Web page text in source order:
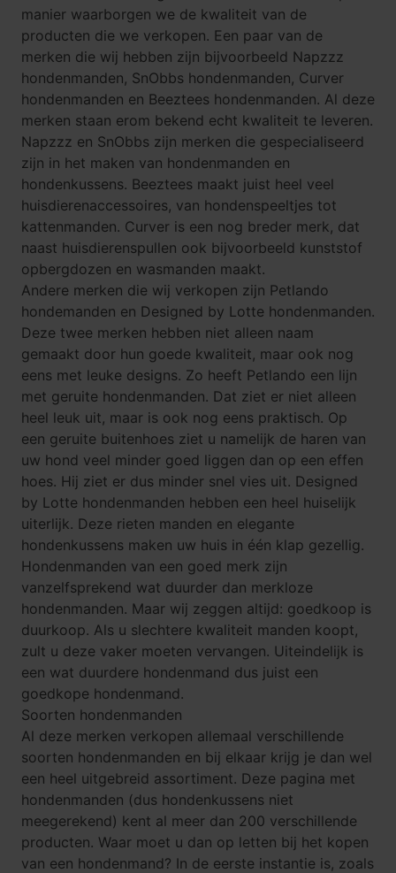
manier waarborgen we de kwaliteit van de
producten die we verkopen. Een paar van de
merken die wij hebben zijn bijvoorbeeld Napzzz
hondenmanden, SnObbs hondenmanden, Curver
hondenmanden en Beeztees hondenmanden. Al deze
merken staan erom bekend echt kwaliteit te leveren.
Napzzz en SnObbs zijn merken die gespecialiseerd
zijn in het maken van hondenmanden en
hondenkussens. Beeztees maakt juist heel veel
huisdierenaccessoires, van hondenspeeltjes tot
kattenmanden. Curver is een nog breder merk, dat
naast huisdierenspullen ook bijvoorbeeld kunststof
opbergdozen en wasmanden maakt.
Andere merken die wij verkopen zijn Petlando
hondemanden en Designed by Lotte hondenmanden.
Deze twee merken hebben niet alleen naam
gemaakt door hun goede kwaliteit, maar ook nog
eens met leuke designs. Zo heeft Petlando een lijn
met geruite hondenmanden. Dat ziet er niet alleen
heel leuk uit, maar is ook nog eens praktisch. Op
een geruite buitenhoes ziet u namelijk de haren van
uw hond veel minder goed liggen dan op een effen
hoes. Hij ziet er dus minder snel vies uit. Designed
by Lotte hondenmanden hebben een heel huiselijk
uiterlijk. Deze rieten manden en elegante
hondenkussens maken uw huis in één klap gezellig.
Hondenmanden van een goed merk zijn
vanzelfsprekend wat duurder dan merkloze
hondenmanden. Maar wij zeggen altijd: goedkoop is
duurkoop. Als u slechtere kwaliteit manden koopt,
zult u deze vaker moeten vervangen. Uiteindelijk is
een wat duurdere hondenmand dus juist een
goedkope hondenmand.
Soorten hondenmanden
Al deze merken verkopen allemaal verschillende
soorten hondenmanden en bij elkaar krijg je dan wel
een heel uitgebreid assortiment. Deze pagina met
hondenmanden (dus hondenkussens niet
meegerekend) kent al meer dan 200 verschillende
producten. Waar moet u dan op letten bij het kopen
van een hondenmand? In de eerste instantie is, zoals